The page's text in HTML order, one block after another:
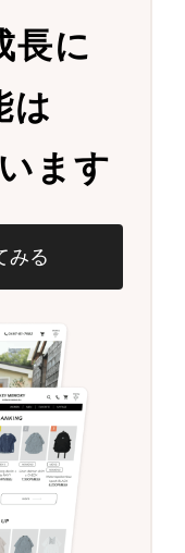
長に
は
ます
みる